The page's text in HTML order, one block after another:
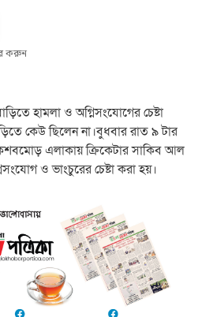
করুন
হামলা ও অগ্নিসংযোগের চেষ্টা
কেউ ছিলেন না।বুধবার রাত ৯ টার
এলাকায় ক্রিকেটার সাকিব আল
ও ভাংচুরের চেষ্টা করা হয়।